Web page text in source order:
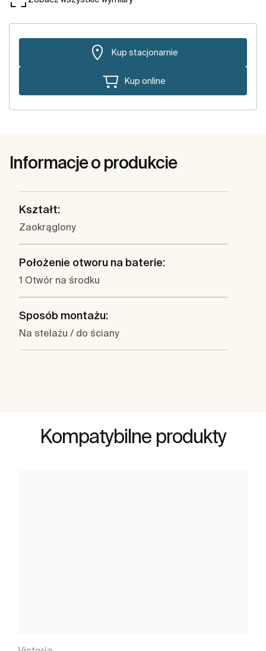
Kup stacjonarnie
Kup online
Informacje o produkcie
Kształt:
Zaokrąglony
Położenie otworu na baterie:
1 Otwór na środku
Sposób montażu:
Na stelażu / do ściany
Kompatybilne produkty